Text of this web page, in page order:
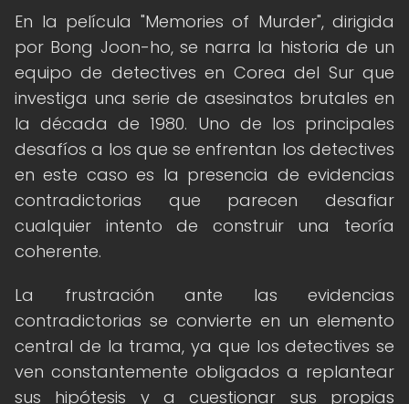
En la película "Memories of Murder", dirigida
por Bong Joon-ho, se narra la historia de un
equipo de detectives en Corea del Sur que
investiga una serie de asesinatos brutales en
la década de 1980. Uno de los principales
desafíos a los que se enfrentan los detectives
en este caso es la presencia de evidencias
contradictorias que parecen desafiar
cualquier intento de construir una teoría
coherente.
La frustración ante las evidencias
contradictorias se convierte en un elemento
central de la trama, ya que los detectives se
ven constantemente obligados a replantear
sus hipótesis y a cuestionar sus propias